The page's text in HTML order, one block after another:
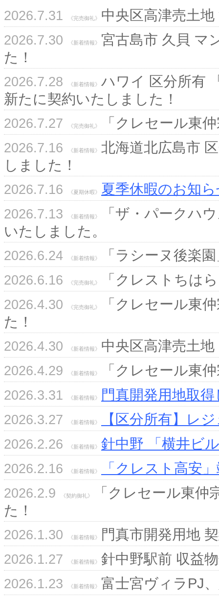
2026.7.31 《完売御礼》 中央区高津売土
2026.7.30 《新着情報》
宮古島市 久貝 マ
た！
2026.7.28 《新着情報》
ハワイ 区分所有
新たに契約いたしました！
2026.7.27 《完売御礼》 「クレセール東
2026.7.16 《新着情報》
北海道北広島市
しました！
2026.7.16 《夏期休暇》 夏季休暇のお知
2026.7.13 《新着情報》
「ザ・パークハ
いたしました。
2026.6.24 《新着情報》 「ラシーヌ後楽
2026.6.16 《完売御礼》 「クレストちは
2026.4.30 《完売御礼》
「クレセール東
た！
2026.4.30 《新着情報》 中央区高津売土
2026.4.29 《新着情報》 「クレセール東
2026.3.31 《新着情報》 門真開発用地取
2026.3.27 《新着情報》 【区分所有】レ
2026.2.26 《新着情報》 針中野 「横井ビ
2026.2.16 《新着情報》 「クレスト高安
2026.2.9 《契約御礼》
「クレセール東
た！
2026.1.30 《新着情報》 門真市開発用地
2026.1.27 《新着情報》 針中野駅前 収益
2026.1.23 《新着情報》 富士宮ヴィラPJ